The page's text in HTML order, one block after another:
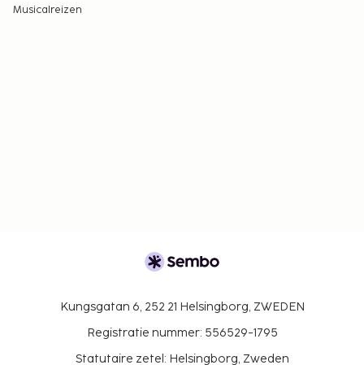
Musicalreizen
Kungsgatan 6, 252 21 Helsingborg, ZWEDEN
Registratie nummer: 556529-1795
Statutaire zetel: Helsingborg, Zweden